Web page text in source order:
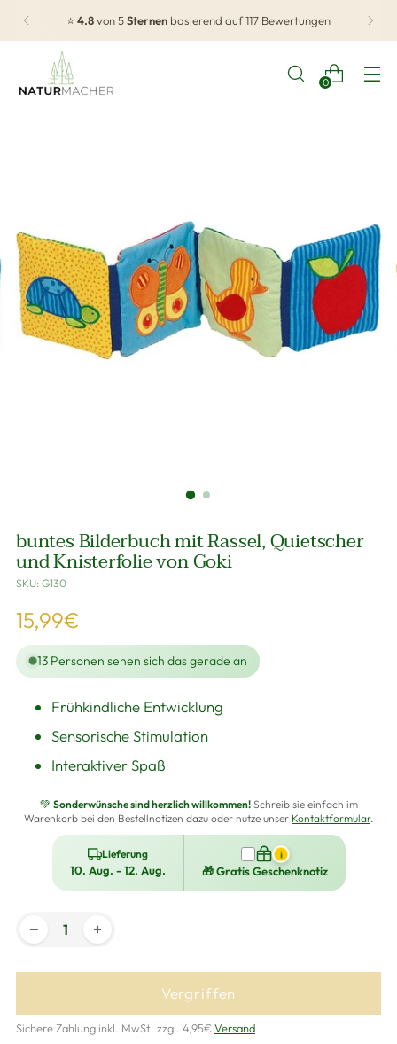
⭐ 4.8von 5Sternen basierend auf 117 Bewertungen
0
buntes Bilderbuch mit Rassel, Quietscher
und Knisterfolie von Goki
SKU: G130
Regulärer
Preis
15,99€
13 Personen sehen sich das gerade an
Frühkindliche Entwicklung
Sensorische Stimulation
Interaktiver Spaß
💚 Sonderwünsche sind herzlich willkommen!Schreib sie einfach im
Warenkorb bei den Bestellnotizen dazu oder nutze unser Kontaktformular.
Lieferung
10. Aug. - 12. Aug.
i
🎁 Gratis Geschenknotiz
− +
Vergriffen
Sichere Zahlung inkl. MwSt. zzgl. 4,95€Versand